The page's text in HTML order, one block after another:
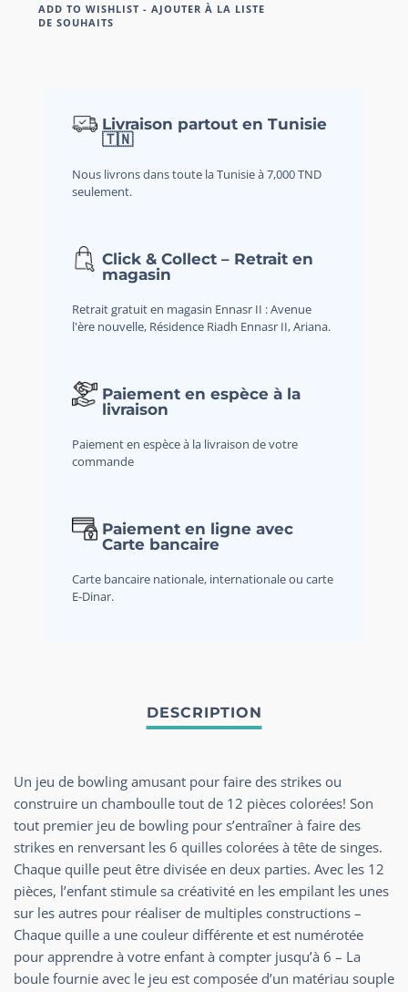
ADD TO WISHLIST - AJOUTER À LA LISTE
DE SOUHAITS
Livraison partout en Tunisie
🇹🇳
Nous livrons dans toute la Tunisie à 7,000 TND
seulement.
Click & Collect – Retrait en
magasin
Retrait gratuit en magasin Ennasr II : Avenue
l'ère nouvelle, Résidence Riadh Ennasr II, Ariana.
Paiement en espèce à la
livraison
Paiement en espèce à la livraison de votre
commande
Paiement en ligne avec
Carte bancaire
Carte bancaire nationale, internationale ou carte
E-Dinar.
Un jeu de bowling amusant pour faire des strikes ou
construire un chamboulle tout de 12 pièces colorées! Son
tout premier jeu de bowling pour s’entraîner à faire des
strikes en renversant les 6 quilles colorées à tête de singes.
Chaque quille peut être divisée en deux parties. Avec les 12
pièces, l’enfant stimule sa créativité en les empilant les unes
sur les autres pour réaliser de multiples constructions –
Chaque quille a une couleur différente et est numérotée
pour apprendre à votre enfant à compter jusqu’à 6 – La
boule fournie avec le jeu est composée d’un matériau souple